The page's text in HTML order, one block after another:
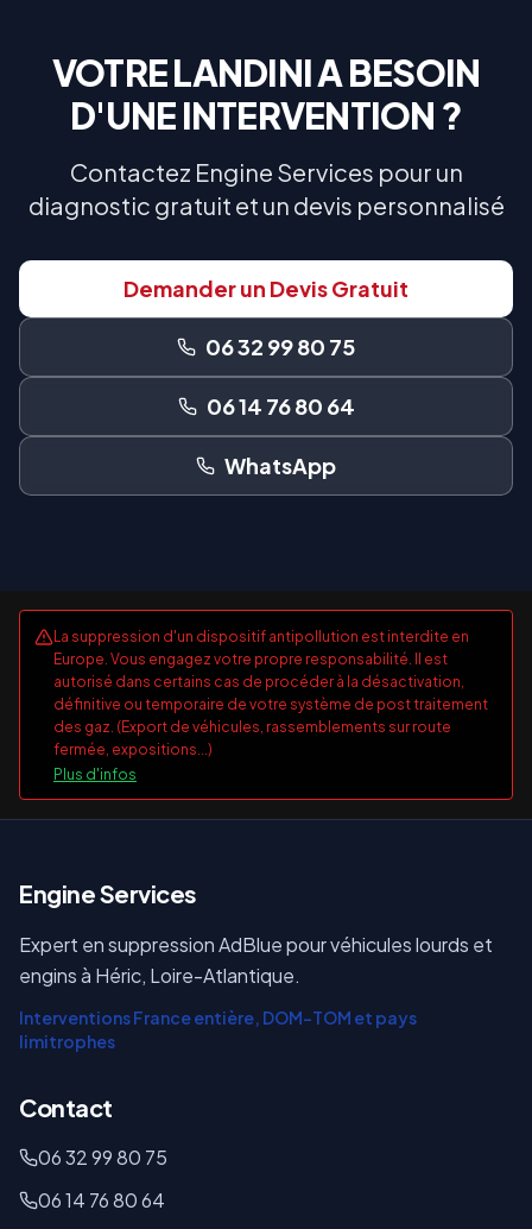
VOTRELANDINIA BESOIN
D'UNE INTERVENTION ?
Contactez Engine Services pour un
diagnostic gratuit et un devis personnalisé
Demander un Devis Gratuit
06 32 99 80 75
06 14 76 80 64
WhatsApp
La suppression d'un dispositif antipollution est interdite en
Europe. Vous engagez votre propre responsabilité. Il est
autorisé dans certains cas de procéder à la désactivation,
définitive ou temporaire de votre système de post traitement
des gaz. (Export de véhicules, rassemblements sur route
fermée, expositions...)
Plus d'infos
Engine Services
Expert en suppression AdBlue pour véhicules lourds et
engins à Héric, Loire-Atlantique.
Interventions France entière, DOM-TOM et pays
limitrophes
Contact
06 32 99 80 75
06 14 76 80 64